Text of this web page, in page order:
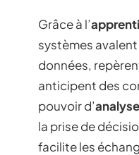
Grâce à l’
systèmes
données,
anticipent des
pouvoir d’
la prise de
facilite les